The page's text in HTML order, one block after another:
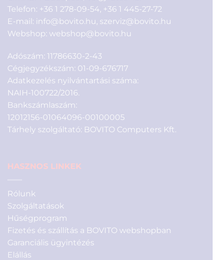
Telefon: +36 1 278-09-54 +36 1 445-27-72
E-mail: info@bovito.hu szerviz@bovito.hu
Webshop: webshop@bovito.hu
Adószám: 11786630-2-43
Cégjegyzékszám: 01-09-676717
Adatkezelés nyilvántartási száma:
NAIH-100722/2016.
Bankszámlaszám:
12012156-01064096-00100005
Tárhely szolgáltató: BOVITO Computers Kft.
HASZNOS LINKEK
Rólunk
Szolgáltatások
Hűségprogram
Fizetés és szállítás a BOVITO webshopban
Garanciális ügyintézés
Elállás